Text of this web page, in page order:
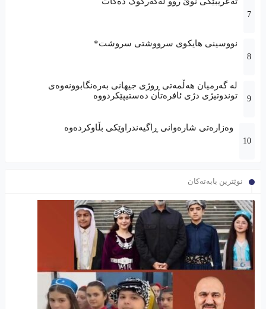
نووسینی هایکوی سرووشتی سروشت*
لە گەرمیان هەڵمەتی ڕوژی جیهانی بەرەنگابوونەوەی
توندوتیژی دژی ئافرەتان دەستیپێکردووە
وەزارەتی شارەوانی ڕاگیەندراوێکی بڵاوکردەوە
نوێترین بابەتەکان